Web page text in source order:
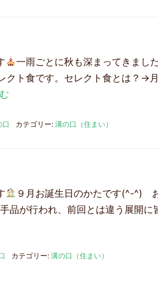
一雨ごとに秋も深まってきまし
クト食です。セレクト食とは？→
カテゴリー: 溝の口（住まい）
９月お誕生日のかたです(^-^)
品が行われ、前回とは違う展開に
カテゴリー: 溝の口（住まい）